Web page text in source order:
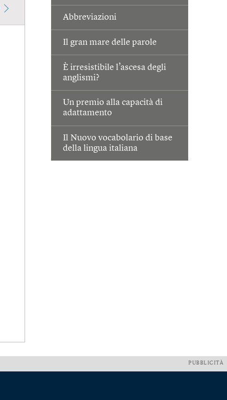
Abbreviazioni
Il gran mare delle parole
È irresistibile l’ascesa degli
anglismi?
Un premio alla capacità di
adattamento
Il Nuovo vocabolario di base
della lingua italiana
PUBBLICITÀ